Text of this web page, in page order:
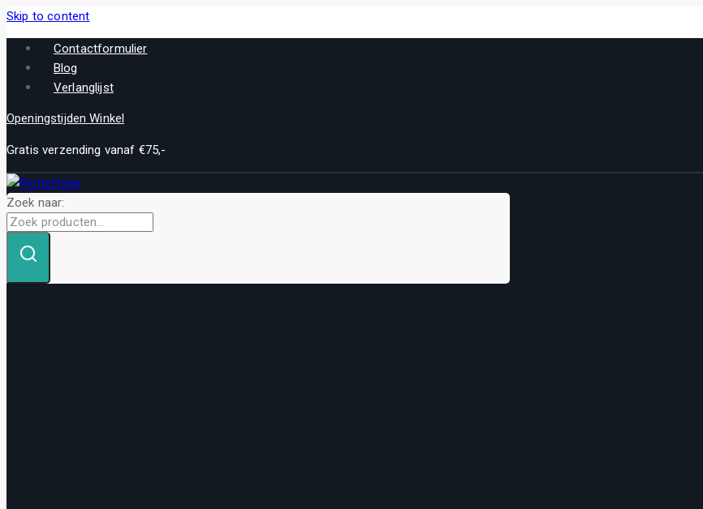
Skip to content
Contactformulier
Blog
Verlanglijst
Openingstijden Winkel
Gratis verzending vanaf €75,-
Zoek naar: